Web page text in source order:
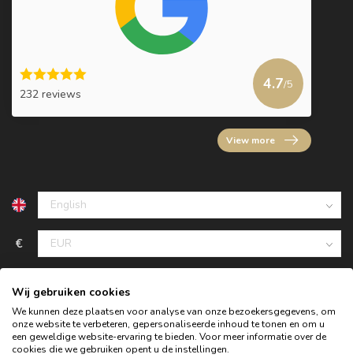
232 reviews
4.7/5
View more
€
Wij gebruiken cookies
We kunnen deze plaatsen voor analyse van onze bezoekersgegevens, om
onze website te verbeteren, gepersonaliseerde inhoud te tonen en om u
een geweldige website-ervaring te bieden. Voor meer informatie over de
cookies die we gebruiken opent u de instellingen.